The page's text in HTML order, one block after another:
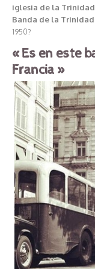
iglesia de la Trinidad
Banda de la Trinidad
1950?
«Es en este
Francia »